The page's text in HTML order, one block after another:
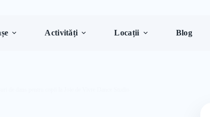
Activități Locații Blog